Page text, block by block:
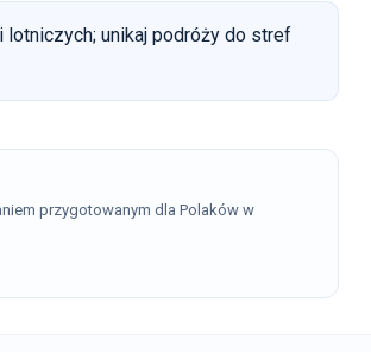
lotniczych; unikaj podróży do stref
przygotowanym dla Polaków w